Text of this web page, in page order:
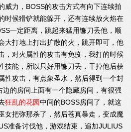
威力，BOSS的攻击方式有向下连续拍
时候猾铲就能躲开，还有连续放火焰在
一定距离，跳起来猛用镰刀丢他，顺
大打地上打出扩散的火，跳开即可，他
，对火属性的攻击有免疫，我打的时候
技能，所以只好用镰刀丢，干掉他后获
性攻击，有点象圣水，然后得到一个封
边的房间上面有一个隐藏房间，有很强
狂乱的花园中间的BOSS房间了，就这
女把弥那杀了，然后苍真暴走，变成魔
准备讨伐他，游戏结束，追加JULIUS